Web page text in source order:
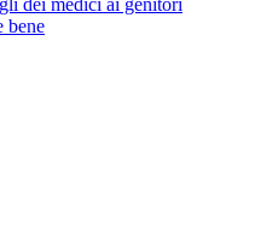
dei medici ai genitori
bene